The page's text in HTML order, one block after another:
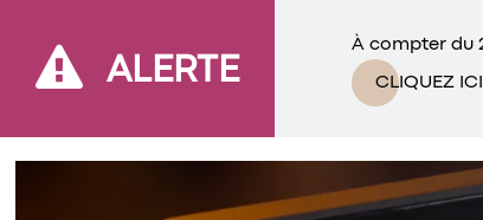
ALERTE
À compter du
CLIQUEZ